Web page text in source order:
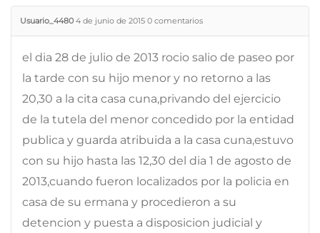
Usuario_4480 4 de junio de 2015 0 comentarios
el dia 28 de julio de 2013 rocio salio de paseo por
la tarde con su hijo menor y no retorno a las
20,30 a la cita casa cuna,privando del ejercicio
de la tutela del menor concedido por la entidad
publica y guarda atribuida a la casa cuna,estuvo
con su hijo hasta las 12,30 del dia 1 de agosto de
2013,cuando fueron localizados por la policia en
casa de su ermana y procedieron a su
detencion y puesta a disposicion judicial y